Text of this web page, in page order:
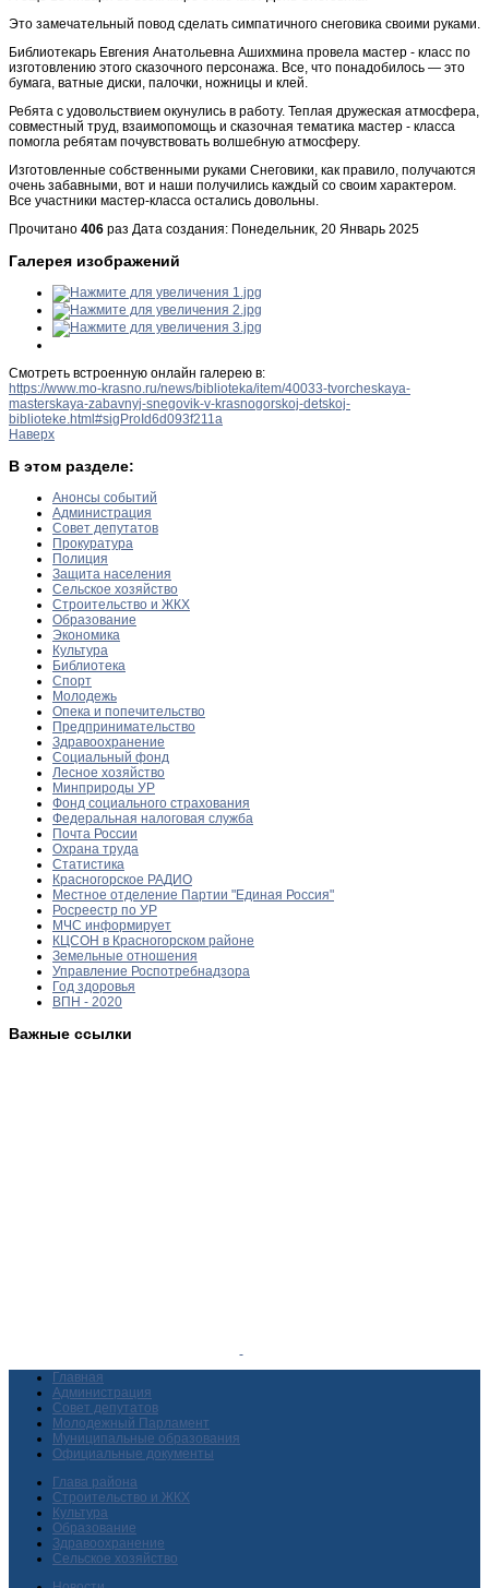
Это замечательный повод сделать симпатичного снеговика своими руками.
Библиотекарь Евгения Анатольевна Ашихмина провела мастер - класс по
изготовлению этого сказочного персонажа. Все, что понадобилось — это
бумага, ватные диски, палочки, ножницы и клей.
Ребята с удовольствием окунулись в работу. Теплая дружеская атмосфера,
совместный труд, взаимопомощь и сказочная тематика мастер - класса
помогла ребятам почувствовать волшебную атмосферу.
Изготовленные собственными руками Снеговики, как правило, получаются
очень забавными, вот и наши получились каждый со своим характером.
Все участники мастер-класса остались довольны.
Прочитано 406 раз Дата создания: Понедельник, 20 Январь 2025
Галерея изображений
Смотреть встроенную онлайн галерею в:
https://www.mo-krasno.ru/news/biblioteka/item/40033-tvorcheskaya-
masterskaya-zabavnyj-snegovik-v-krasnogorskoj-detskoj-
biblioteke.html#sigProId6d093f211a
Наверх
В этом разделе:
Анонсы событий
Администрация
Совет депутатов
Прокуратура
Полиция
Защита населения
Сельское хозяйство
Строительство и ЖКХ
Образование
Экономика
Культура
Библиотека
Спорт
Молодежь
Опека и попечительство
Предпринимательство
Здравоохранение
Социальный фонд
Лесное хозяйство
Минприроды УР
Фонд социального страхования
Федеральная налоговая служба
Почта России
Охрана труда
Статистика
Красногорское РАДИО
Местное отделение Партии "Единая Россия"
Росреестр по УР
МЧС информирует
КЦСОН в Красногорском районе
Земельные отношения
Управление Роспотребнадзора
Год здоровья
ВПН - 2020
Важные ссылки
Главная
Администрация
Совет депутатов
Молодежный Парламент
Муниципальные образования
Официальные документы
Глава района
Строительство и ЖКХ
Культура
Образование
Здравоохранение
Сельское хозяйство